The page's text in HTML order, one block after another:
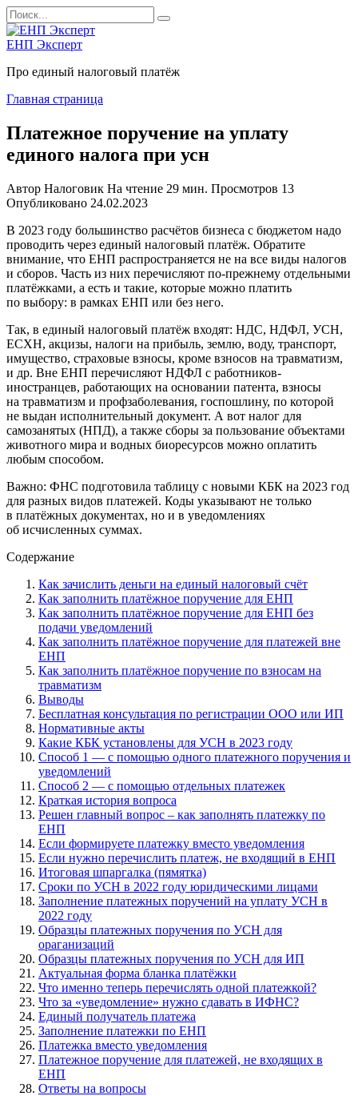
Перейти
к
содержанию
Search
for:
ЕНП Эксперт
Про единый налоговый платёж
Главная страница
Платежное поручение на уплату
единого налога при усн
Автор Налоговик На чтение 29 мин. Просмотров 13
Опубликовано 24.02.2023
В 2023 году большинство расчётов бизнеса с бюджетом надо
проводить через единый налоговый платёж. Обратите
внимание, что ЕНП распространяется не на все виды налогов
и сборов. Часть из них перечисляют по-прежнему отдельными
платёжками, а есть и такие, которые можно платить
по выбору: в рамках ЕНП или без него.
Так, в единый налоговый платёж входят: НДС, НДФЛ, УСН,
ЕСХН, акцизы, налоги на прибыль, землю, воду, транспорт,
имущество, страховые взносы, кроме взносов на травматизм,
и др. Вне ЕНП перечисляют НДФЛ с работников-
иностранцев, работающих на основании патента, взносы
на травматизм и профзаболевания, госпошлину, по которой
не выдан исполнительный документ. А вот налог для
самозанятых (НПД), а также сборы за пользование объектами
животного мира и водных биоресурсов можно оплатить
любым способом.
Важно: ФНС подготовила таблицу с новыми КБК на 2023 год
для разных видов платежей. Коды указывают не только
в платёжных документах, но и в уведомлениях
об исчисленных суммах.
Содержание
Как зачислить деньги на единый налоговый счёт
Как заполнить платёжное поручение для ЕНП
Как заполнить платёжное поручение для ЕНП без
подачи уведомлений
Как заполнить платёжное поручение для платежей вне
ЕНП
Как заполнить платёжное поручение по взносам на
травматизм
Выводы
Бесплатная консультация по регистрации ООО или ИП
Нормативные акты
Какие КБК установлены для УСН в 2023 году
Способ 1 — с помощью одного платежного поручения и
уведомлений
Способ 2 — с помощью отдельных платежек
Краткая история вопроса
Решен главный вопрос – как заполнять платежку по
ЕНП
Если формируете платежку вместо уведомления
Если нужно перечислить платеж, не входящий в ЕНП
Итоговая шпаргалка (пямятка)
Сроки по УСН в 2022 году юридическими лицами
Заполнение платежных поручений на уплату УСН в
2022 году
Образцы платежных поручения по УСН для
ораганизаций
Образцы платежных поручения по УСН для ИП
Актуальная форма бланка платёжки
Что именно теперь перечислять одной платежкой?
Что за «уведомление» нужно сдавать в ИФНС?
Единый получатель платежа
Заполнение платежки по ЕНП
Платежка вместо уведомления
Платежное поручение для платежей, не входящих в
ЕНП
Ответы на вопросы